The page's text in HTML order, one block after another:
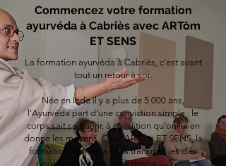
Commencez votre formation
ayurvéda à Cabriès avec ARTôm
ET SENS
La formation ayurvéda à Cabriès, c'est avant
tout un retour à soi.
Née en Inde il y a plus de 5 000 ans,
l'Ayurvéda part d'une conviction simple : le
corps sait se guérir, à condition qu'on lui en
donne les moyens. Chez ARTôm ET SENS, la
formation ayurvéda vous transmet les clés
pour comprendre votre dosha — votre